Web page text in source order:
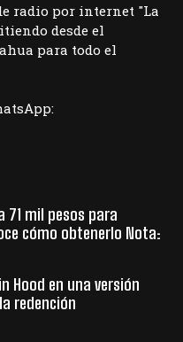
radio por internet "La
desde el
para todo el
mil pesos para
cómo obtenerlo Nota:
Hood en una versión
redención